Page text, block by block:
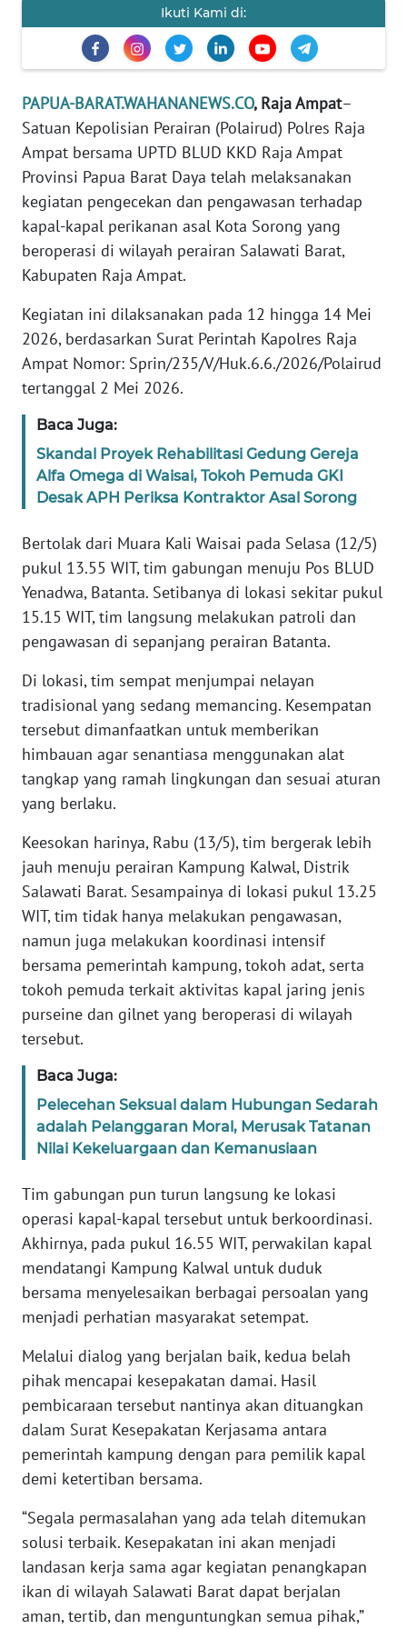
Ikuti Kami di:
PAPUA-BARAT.WAHANANEWS.CO, Raja Ampat–
Satuan Kepolisian Perairan (Polairud) Polres Raja
Ampat bersama UPTD BLUD KKD Raja Ampat
Provinsi Papua Barat Daya telah melaksanakan
kegiatan pengecekan dan pengawasan terhadap
kapal-kapal perikanan asal Kota Sorong yang
beroperasi di wilayah perairan Salawati Barat,
Kabupaten Raja Ampat.
Kegiatan ini dilaksanakan pada 12 hingga 14 Mei
2026, berdasarkan Surat Perintah Kapolres Raja
Ampat Nomor: Sprin/235/V/Huk.6.6./2026/Polairud
tertanggal 2 Mei 2026.
Baca Juga:
Skandal Proyek Rehabilitasi Gedung Gereja
Alfa Omega di Waisai, Tokoh Pemuda GKI
Desak APH Periksa Kontraktor Asal Sorong
Bertolak dari Muara Kali Waisai pada Selasa (12/5)
pukul 13.55 WIT, tim gabungan menuju Pos BLUD
Yenadwa, Batanta. Setibanya di lokasi sekitar pukul
15.15 WIT, tim langsung melakukan patroli dan
pengawasan di sepanjang perairan Batanta.
Di lokasi, tim sempat menjumpai nelayan
tradisional yang sedang memancing. Kesempatan
tersebut dimanfaatkan untuk memberikan
himbauan agar senantiasa menggunakan alat
tangkap yang ramah lingkungan dan sesuai aturan
yang berlaku.
Keesokan harinya, Rabu (13/5), tim bergerak lebih
jauh menuju perairan Kampung Kalwal, Distrik
Salawati Barat. Sesampainya di lokasi pukul 13.25
WIT, tim tidak hanya melakukan pengawasan,
namun juga melakukan koordinasi intensif
bersama pemerintah kampung, tokoh adat, serta
tokoh pemuda terkait aktivitas kapal jaring jenis
purseine dan gilnet yang beroperasi di wilayah
tersebut.
Baca Juga:
Pelecehan Seksual dalam Hubungan Sedarah
adalah Pelanggaran Moral, Merusak Tatanan
Nilai Kekeluargaan dan Kemanusiaan
Tim gabungan pun turun langsung ke lokasi
operasi kapal-kapal tersebut untuk berkoordinasi.
Akhirnya, pada pukul 16.55 WIT, perwakilan kapal
mendatangi Kampung Kalwal untuk duduk
bersama menyelesaikan berbagai persoalan yang
menjadi perhatian masyarakat setempat.
Melalui dialog yang berjalan baik, kedua belah
pihak mencapai kesepakatan damai. Hasil
pembicaraan tersebut nantinya akan dituangkan
dalam Surat Kesepakatan Kerjasama antara
pemerintah kampung dengan para pemilik kapal
demi ketertiban bersama.
“Segala permasalahan yang ada telah ditemukan
solusi terbaik. Kesepakatan ini akan menjadi
landasan kerja sama agar kegiatan penangkapan
ikan di wilayah Salawati Barat dapat berjalan
aman, tertib, dan menguntungkan semua pihak,”
DISCLAIMER
Wahana
News
Regional
WN
SUMUT
JAKARTA
WN
JABAR
BANTEN
WN
WN
KEPRI
WN
WN
PAPUA
WN
RIAU
SERAMBI
WN
JAMBI
WN
SULTRA
NTB
WN
SULTENG
WN
SULBAR
WN
WN
SUMBAR
WN
SUMSEL
WN
BENGKULU
LAMPUNG
WN
JATENG